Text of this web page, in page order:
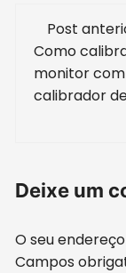
de
post
Post
Como
monitor
calibrador
Deixe um
O seu
Campos